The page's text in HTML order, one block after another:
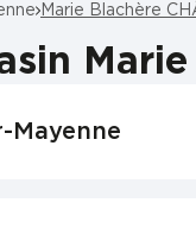
Marie Blachère
Marie
Mayenne